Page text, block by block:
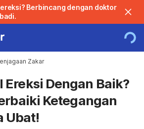
Berbincang dengan doktor
Zakar
Ereksi Dengan Baik?
Ketegangan
Ubat!